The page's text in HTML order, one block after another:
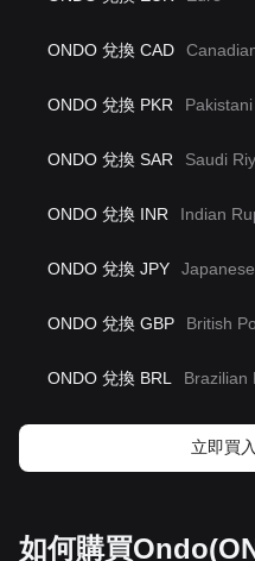
ONDO 兌換 CAD
ONDO 兌換 PKR
ONDO 兌換 SAR Saudi
ONDO 兌換 INR Indian
ONDO 兌換 JPY
ONDO 兌換 GBP British
ONDO 兌換 BRL Brazilian
立即買
如何購買